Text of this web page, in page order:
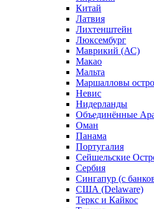
Китай
Латвия
Лихтенштейн
Люксембург
Маврикий (АС)
Макао
Мальта
Маршалловы
Нeвис
Нидерланды
Объединённые
Оман
Панама
Португалия
Сейшельские
Сербия
Сингапур (c
США (Delaware)
Теркс и Кайкос